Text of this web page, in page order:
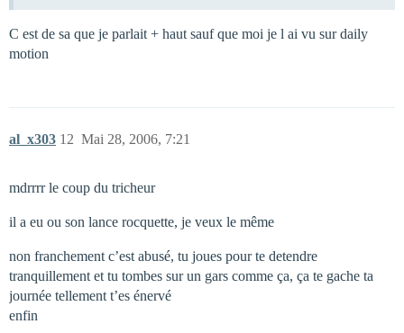
C est de sa que je parlait + haut sauf que moi je l ai vu sur daily
motion
al_x303 Mai 28, 2006, 7:21
12
mdrrrr le coup du tricheur
il a eu ou son lance rocquette, je veux le même
non franchement c’est abusé, tu joues pour te detendre
tranquillement et tu tombes sur un gars comme ça, ça te gache ta
journée tellement t’es énervé
enfin